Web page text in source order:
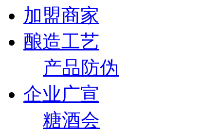
加盟商家
酿造工艺
产品防伪
企业广宣
糖酒会